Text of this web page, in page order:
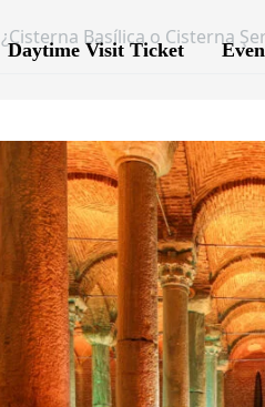
Daytime Visit Ticket
¿Cisterna Basílica o Cisterna